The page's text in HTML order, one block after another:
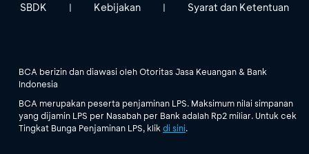
SBDK | Kebijakan | Syarat dan Ketentuan
BCA berizin dan diawasi oleh Otoritas Jasa Keuangan & Bank
Indonesia
BCA merupakan peserta penjaminan LPS. Maksimum nilai simpanan
yang dijamin LPS per Nasabah per Bank adalah Rp2 miliar. Untuk cek
Tingkat Bunga Penjaminan LPS, klikdi sini.